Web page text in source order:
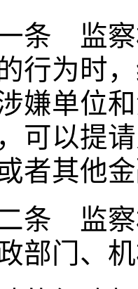
监察机
行为时
嫌单位
可以提
者其他
监察机
部门、